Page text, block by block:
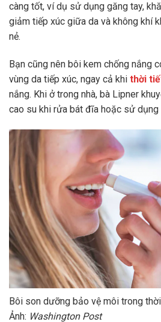
càng tốt, ví dụ sử dụng găng tay,
giảm tiếp xúc giữa da và không khí
nẻ.
Bạn cũng nên bôi kem chống nắng
vùng da tiếp xúc, ngay cả khi thời
nắng. Khi ở trong nhà, bà Lipner
cao su khi rửa bát đĩa hoặc sử dụng
Bôi son dưỡng bảo vệ môi trong
Ảnh: Washington Post